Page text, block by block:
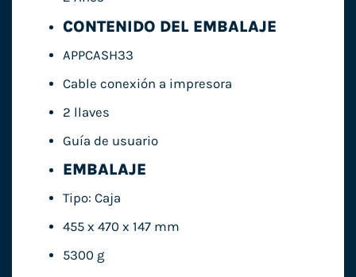
CONTENIDO DEL EMBALAJE
APPCASH33
Cable conexión a impresora
2 llaves
Guía de usuario
EMBALAJE
Tipo: Caja
455 x 470 x 147 mm
5300 g